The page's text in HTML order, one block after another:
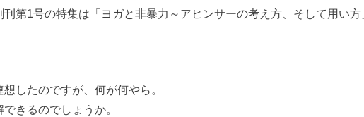
第1号の特集は「ヨガと非暴力～アヒンサーの考え方、そして用い方
したのですが、何が何やら。
きるのでしょうか。